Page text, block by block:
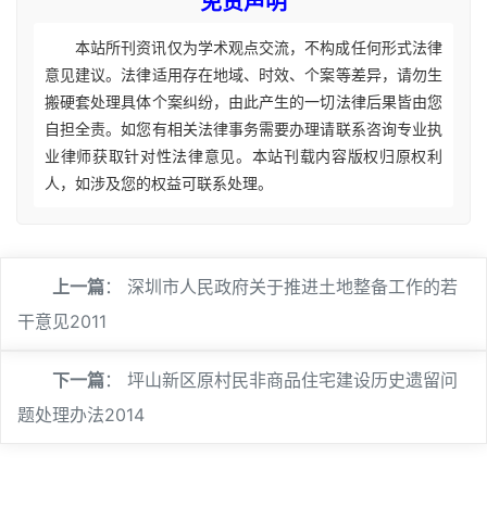
本站所刊资讯仅为学术观点交流，不构成任何形式法律
意见建议。法律适用存在地域、时效、个案等差异，请勿生
搬硬套处理具体个案纠纷，由此产生的一切法律后果皆由您
自担全责。如您有相关法律事务需要办理请联系咨询专业执
业律师获取针对性法律意见。本站刊载内容版权归原权利
人，如涉及您的权益可联系处理。
上一篇： 深圳市人民政府关于推进土地整备工作的若
干意见2011
下一篇： 坪山新区原村民非商品住宅建设历史遗留问
题处理办法2014